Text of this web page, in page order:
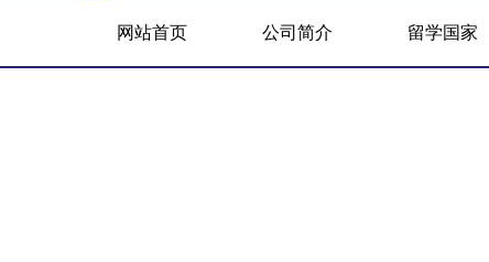
网站首页 公司简介 留学国家